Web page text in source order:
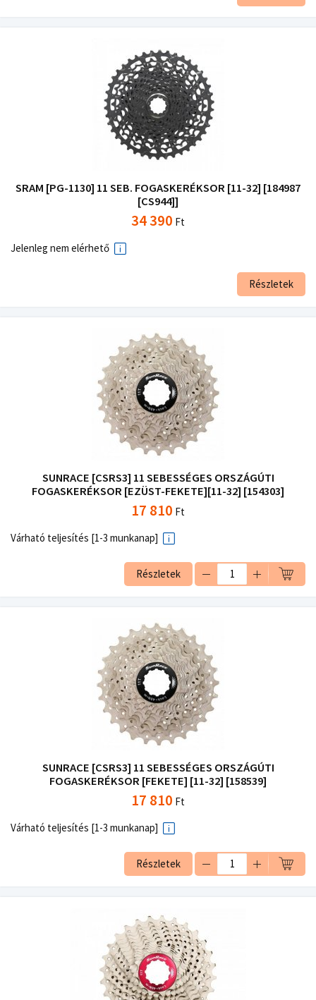
SRAM [PG-1130] 11 SEB. FOGASKERÉKSOR [11-32] [184987
[CS944]]
34 390 Ft
Jelenleg nem elérhető
Részletek
SUNRACE [CSRS3] 11 SEBESSÉGES ORSZÁGÚTI
FOGASKERÉKSOR [EZÜST-FEKETE][11-32] [154303]
17 810 Ft
Várható teljesítés [1-3 munkanap]
Részletek
SUNRACE [CSRS3] 11 SEBESSÉGES ORSZÁGÚTI
FOGASKERÉKSOR [FEKETE] [11-32] [158539]
17 810 Ft
Várható teljesítés [1-3 munkanap]
Részletek